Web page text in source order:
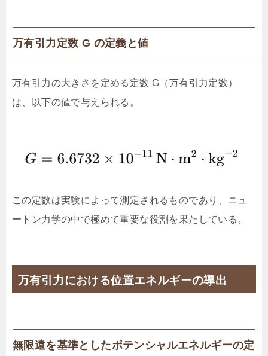
万有引力定数 G の定義と値
万有引力の大きさを定める定数 G（万有引力定数）
は、以下の値で与えられる。
この定数は実験によって測定されるものであり、ニュ
ートン力学の中で極めて重要な役割を果たしている。
万有引力における位置エネルギーの導出
無限遠を基準としたポテンシャルエネルギーの定